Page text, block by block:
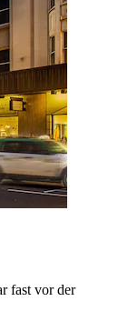
fast vor der